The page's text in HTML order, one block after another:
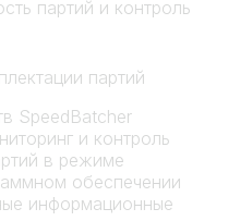
партий и контроль
партий
SpeedBatcher
и контроль
в режиме
обеспечении
информационные